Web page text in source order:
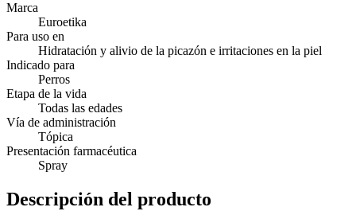
Marca
Euroetika
Para uso en
Hidratación y alivio de la picazón e irritaciones en la piel
Indicado para
Perros
Etapa de la vida
Todas las edades
Vía de administración
Tópica
Presentación farmacéutica
Spray
Descripción del producto